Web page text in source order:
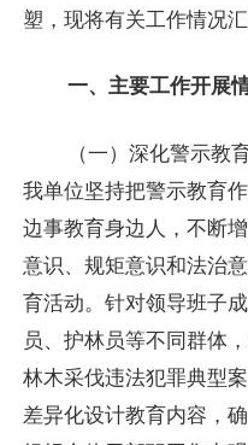
塑，现将有关工作情况汇
一、主要工作开展
（一）深化警示教
我单位坚持把警示教育
边事教育身边人，不断
意识、规矩意识和法治
育活动。针对领导班子
员、护林员等不同群体
林木采伐违法犯罪典型
差异化设计教育内容，